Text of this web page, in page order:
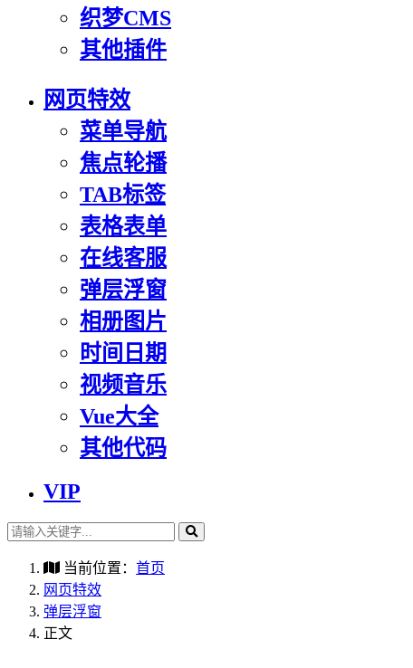
织梦CMS
其他插件
网页特效
菜单导航
焦点轮播
TAB标签
表格表单
在线客服
弹层浮窗
相册图片
时间日期
视频音乐
Vue大全
其他代码
VIP
当前位置： 首页
网页特效
弹层浮窗
正文